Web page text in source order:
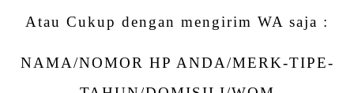
Atau Cukup dengan mengirim WA saja :
NAMA/NOMOR HP ANDA/MERK-TIPE-